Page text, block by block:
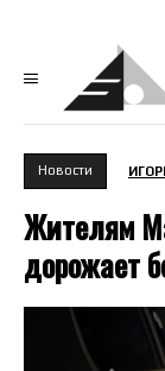
Новости
Жителям
дорожает